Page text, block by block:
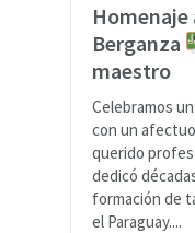
Berganza
maestro
Celebramos
con un
querido
dedicó
formación de
el Paraguay....